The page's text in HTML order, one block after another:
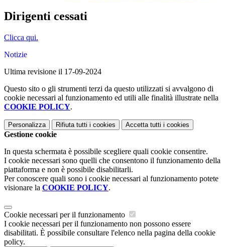
Dirigenti cessati
Clicca qui.
Notizie
Ultima revisione il 17-09-2024
Questo sito o gli strumenti terzi da questo utilizzati si avvalgono di
cookie necessari al funzionamento ed utili alle finalità illustrate nella
COOKIE POLICY.
Personalizza Rifiuta tutti i cookies Accetta tutti i cookies
Gestione cookie
In questa schermata è possibile scegliere quali cookie consentire.
I cookie necessari sono quelli che consentono il funzionamento della
piattaforma e non è possibile disabilitarli.
Per conoscere quali sono i cookie necessari al funzionamento potete
visionare la COOKIE POLICY.
Cookie necessari per il funzionamento
I cookie necessari per il funzionamento non possono essere
disabilitati. È possibile consultare l'elenco nella pagina della cookie
policy.